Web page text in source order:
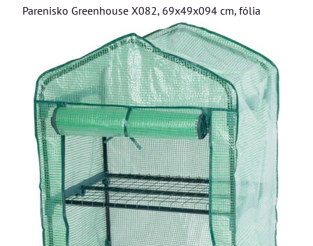
Parenisko Greenhouse X082, 69x49x094 cm, fólia